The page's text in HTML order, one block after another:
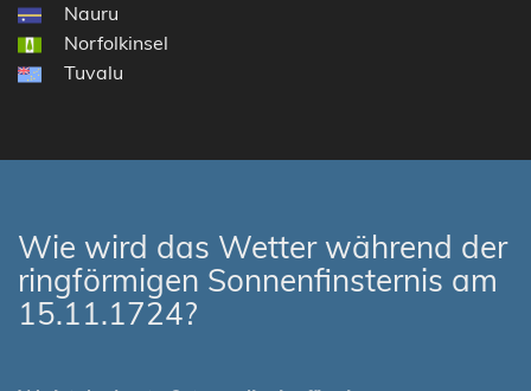
Nauru
Norfolkinsel
Tuvalu
Wie wird das Wetter während der
ringförmigen Sonnenfinsternis am
15.11.1724?